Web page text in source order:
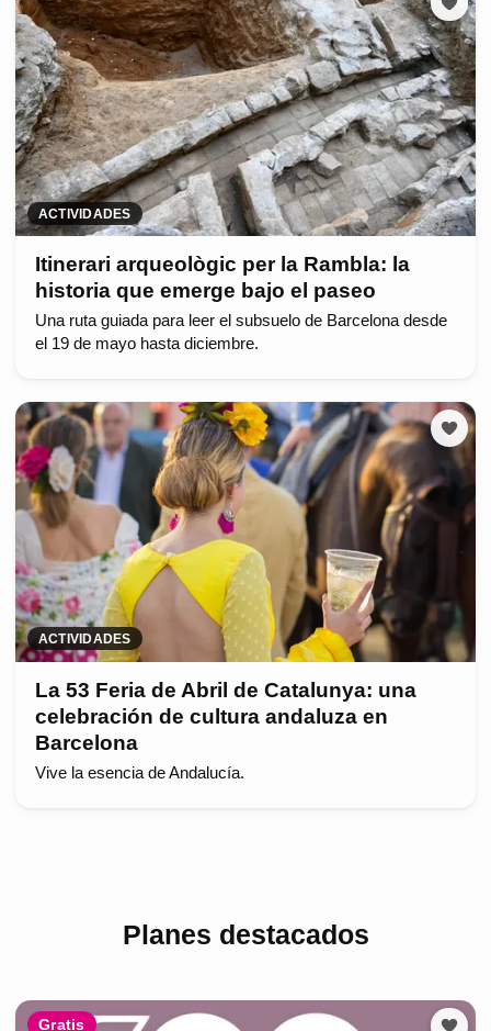
ACTIVIDADES
Itinerari arqueològic per la Rambla: la
historia que emerge bajo el paseo
Una ruta guiada para leer el subsuelo de Barcelona desde
el 19 de mayo hasta diciembre.
ACTIVIDADES
La 53 Feria de Abril de Catalunya: una
celebración de cultura andaluza en
Barcelona
Vive la esencia de Andalucía.
Planes destacados
Gratis